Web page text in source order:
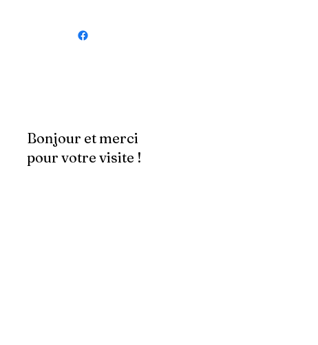
Bonjour et merci
pour votre visite !